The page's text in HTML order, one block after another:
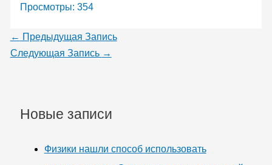
Просмотры: 354
← Предыдущая Запись
Следующая Запись →
Новые записи
Физики нашли способ использовать